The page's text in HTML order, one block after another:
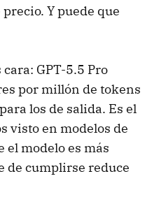
Y puede que
GPT-5.5 Pro
por millón de tokens
los de salida. Es el
visto en modelos de
el modelo es más
de cumplirse reduce